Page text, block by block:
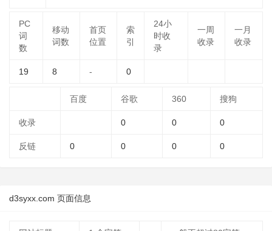
PC
词
数
移动
词数
首页
位置
索
引
24小
时收
录
一周
收录
一月
收录
19 8 - 0
百度 谷歌 360 搜狗
收录 0 0 0
反链 0 0 0 0
d3syxx.com 页面信息